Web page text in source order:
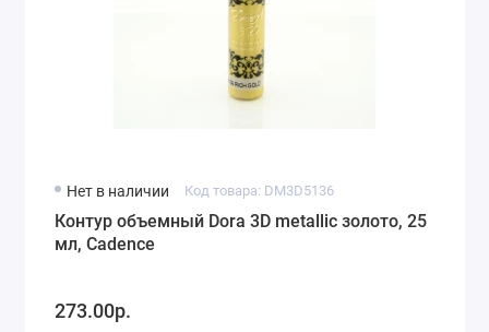
Нет в наличии Код товара: DM3D5136
Контур объемный Dora 3D metallic золото, 25
мл, Cadence
273.00р.